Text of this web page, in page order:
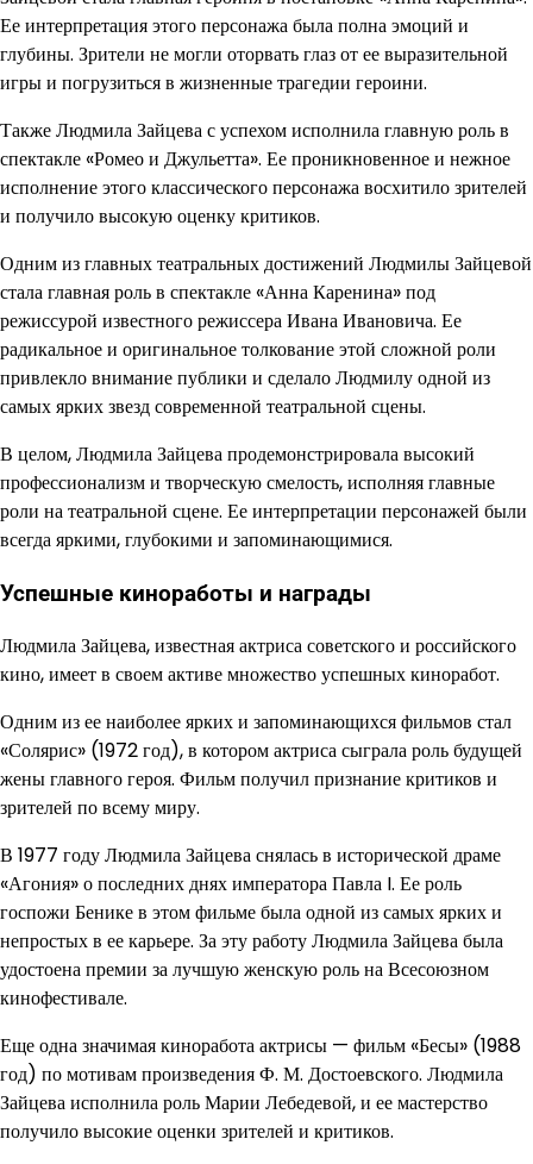
Ее интерпретация этого персонажа была полна эмоций и
глубины. Зрители не могли оторвать глаз от ее выразительной
игры и погрузиться в жизненные трагедии героини.
Также Людмила Зайцева с успехом исполнила главную роль в
спектакле «Ромео и Джульетта». Ее проникновенное и нежное
исполнение этого классического персонажа восхитило зрителей
и получило высокую оценку критиков.
Одним из главных театральных достижений Людмилы Зайцевой
стала главная роль в спектакле «Анна Каренина» под
режиссурой известного режиссера Ивана Ивановича. Ее
радикальное и оригинальное толкование этой сложной роли
привлекло внимание публики и сделало Людмилу одной из
самых ярких звезд современной театральной сцены.
В целом, Людмила Зайцева продемонстрировала высокий
профессионализм и творческую смелость, исполняя главные
роли на театральной сцене. Ее интерпретации персонажей были
всегда яркими, глубокими и запоминающимися.
Успешные киноработы и награды
Людмила Зайцева, известная актриса советского и российского
кино, имеет в своем активе множество успешных киноработ.
Одним из ее наиболее ярких и запоминающихся фильмов стал
«Солярис» (1972 год), в котором актриса сыграла роль будущей
жены главного героя. Фильм получил признание критиков и
зрителей по всему миру.
В 1977 году Людмила Зайцева снялась в исторической драме
«Агония» о последних днях императора Павла I. Ее роль
госпожи Бенике в этом фильме была одной из самых ярких и
непростых в ее карьере. За эту работу Людмила Зайцева была
удостоена премии за лучшую женскую роль на Всесоюзном
кинофестивале.
Еще одна значимая киноработа актрисы — фильм «Бесы» (1988
год) по мотивам произведения Ф. М. Достоевского. Людмила
Зайцева исполнила роль Марии Лебедевой, и ее мастерство
получило высокие оценки зрителей и критиков.